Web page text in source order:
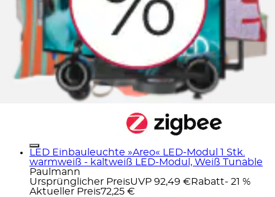
LED Einbauleuchte »Areo« LED-Modul 1 Stk.
warmweiß - kaltweiß LED-Modul, Weiß Tunable
Paulmann
Ursprünglicher PreisUVP 92,49 €Rabatt- 21 %
Aktueller Preis72,25 €